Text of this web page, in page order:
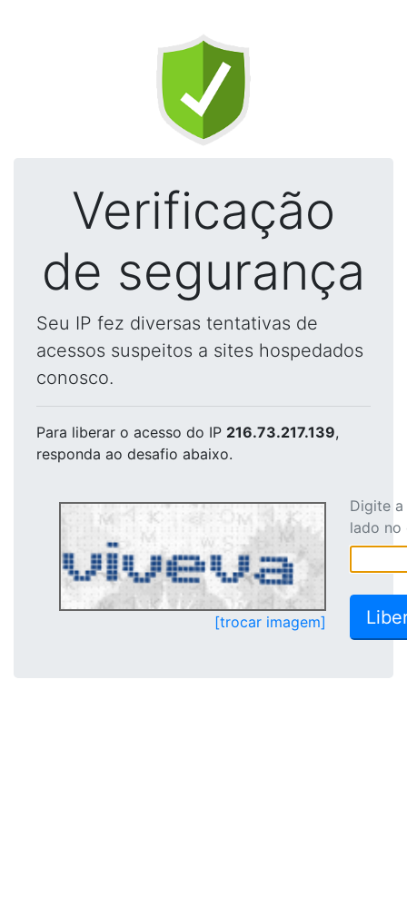
Verificação
de segurança
Seu IP fez diversas tentativas de
acessos suspeitos a sites hospedados
conosco.
Para liberar o acesso do IP 216.73.217.139,
responda ao desafio abaixo.
[trocar imagem]
Digite
lado no